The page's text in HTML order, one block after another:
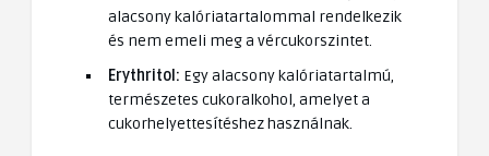
alacsony kalóriatartalommal rendelkezik
és nem emeli meg a vércukorszintet.
Erythritol: Egy alacsony kalóriatartalmú,
természetes cukoralkohol, amelyet a
cukorhelyettesítéshez használnak.